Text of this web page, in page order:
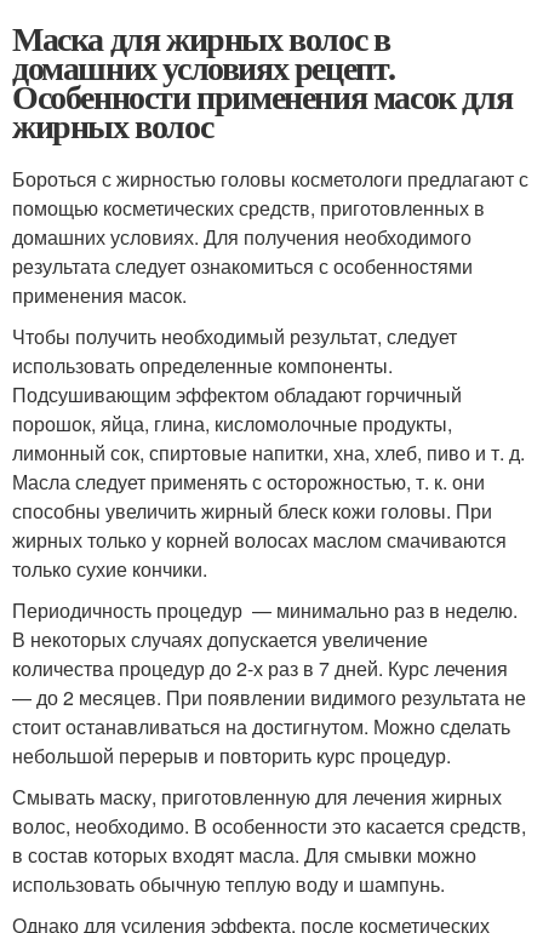
Маска для жирных волос в
домашних условиях рецепт.
Особенности применения масок для
жирных волос
Бороться с жирностью головы косметологи предлагают с
помощью косметических средств, приготовленных в
домашних условиях. Для получения необходимого
результата следует ознакомиться с особенностями
применения масок.
Чтобы получить необходимый результат, следует
использовать определенные компоненты.
Подсушивающим эффектом обладают горчичный
порошок, яйца, глина, кисломолочные продукты,
лимонный сок, спиртовые напитки, хна, хлеб, пиво и т. д.
Масла следует применять с осторожностью, т. к. они
способны увеличить жирный блеск кожи головы. При
жирных только у корней волосах маслом смачиваются
только сухие кончики.
Периодичность процедур — минимально раз в неделю.
В некоторых случаях допускается увеличение
количества процедур до 2-х раз в 7 дней. Курс лечения
— до 2 месяцев. При появлении видимого результата не
стоит останавливаться на достигнутом. Можно сделать
небольшой перерыв и повторить курс процедур.
Смывать маску, приготовленную для лечения жирных
волос, необходимо. В особенности это касается средств,
в состав которых входят масла. Для смывки можно
использовать обычную теплую воду и шампунь.
Однако для усиления эффекта, после косметических